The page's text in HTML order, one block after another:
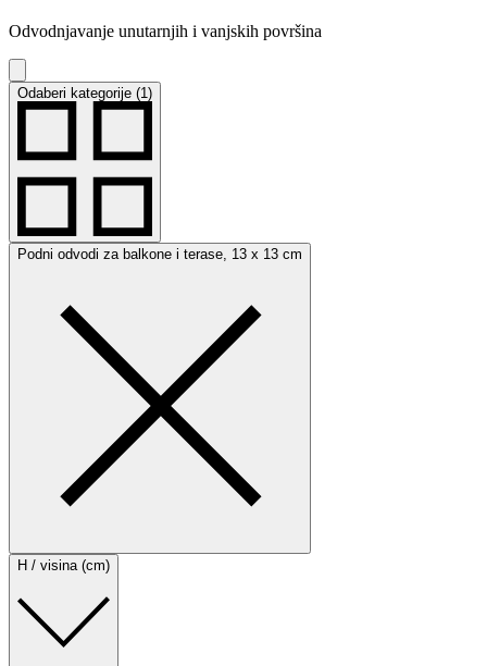
Odvodnjavanje unutarnjih i vanjskih površina
Odaberi kategorije (1)
Podni odvodi za balkone i terase, 13 x 13 cm
H / visina (cm)